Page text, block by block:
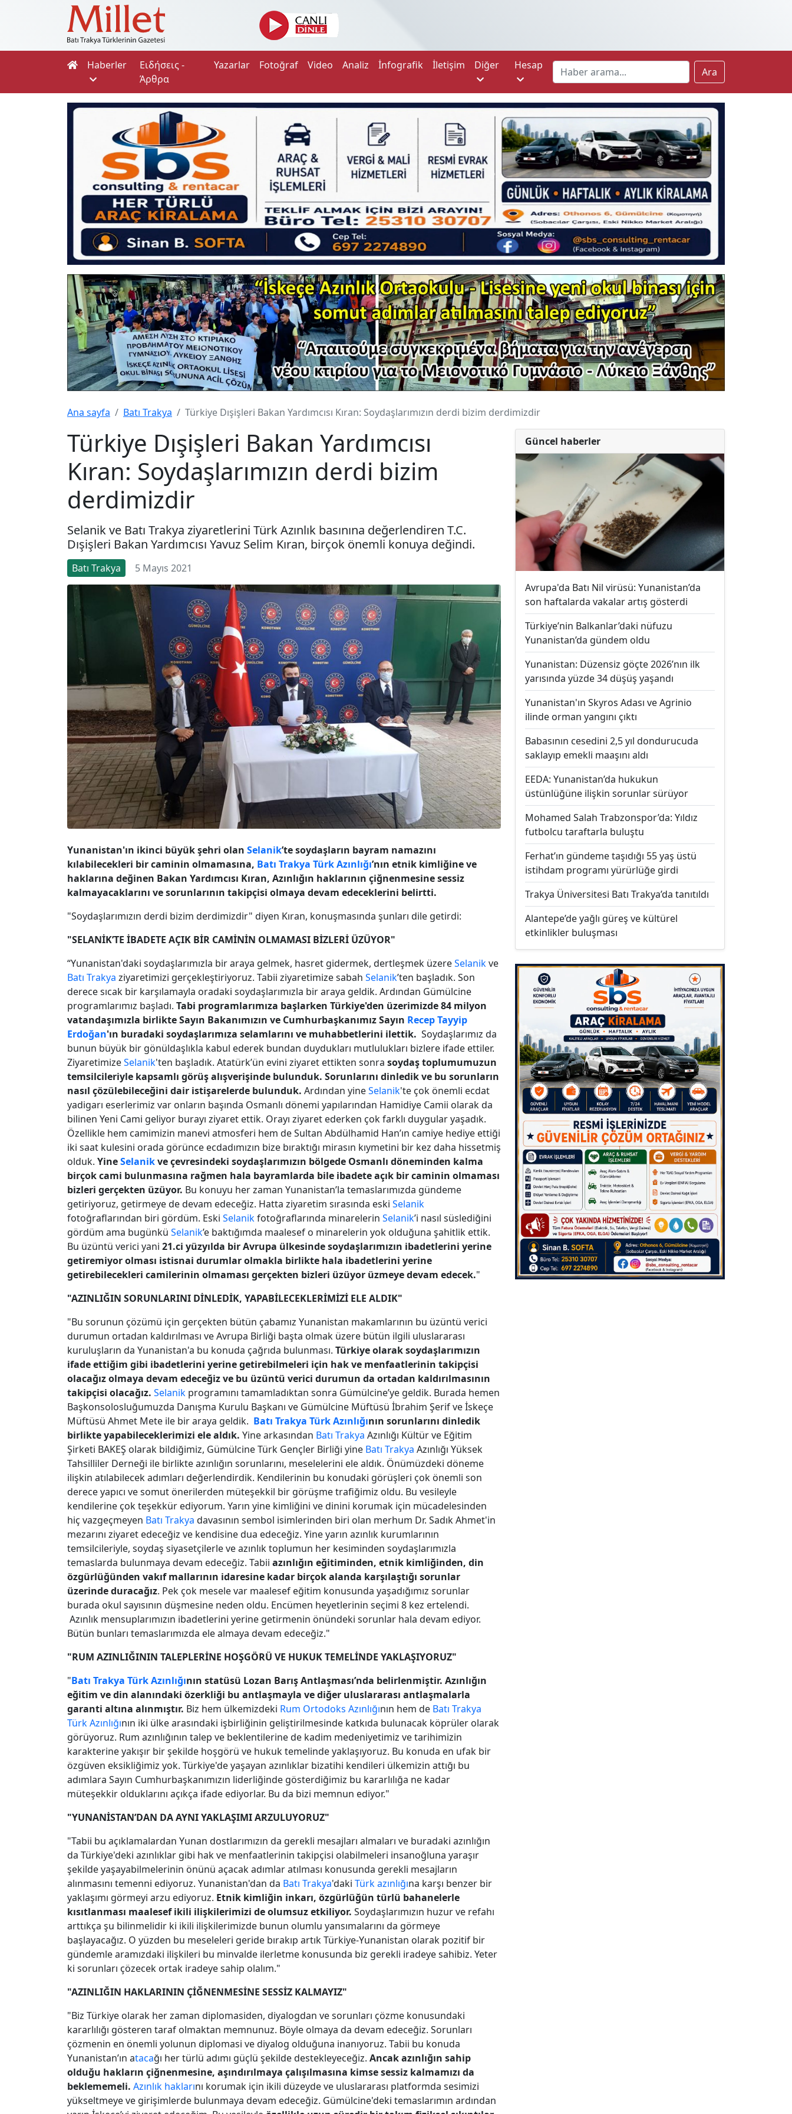
Haberler
Ειδήσεις -
Άρθρα
Yazarlar Fotoğraf Video Analiz İnfografik İletişim Diğer Hesap
Ara
Ana sayfa Batı Trakya Türkiye Dışişleri Bakan Yardımcısı Kıran: Soydaşlarımızın derdi bizim derdimizdir
Türkiye Dışişleri Bakan Yardımcısı
Kıran: Soydaşlarımızın derdi bizim
derdimizdir
Selanik ve Batı Trakya ziyaretlerini Türk Azınlık basınına değerlendiren T.C.
Dışişleri Bakan Yardımcısı Yavuz Selim Kıran, birçok önemli konuya değindi.
Batı Trakya 5 Mayıs 2021
Yunanistan'ın ikinci büyük şehri olan Selanik’te soydaşların bayram namazını
kılabilecekleri bir caminin olmamasına, Batı Trakya Türk Azınlığı’nın etnik kimliğine ve
haklarına değinen Bakan Yardımcısı Kıran, Azınlığın haklarının çiğnenmesine sessiz
kalmayacaklarını ve sorunlarının takipçisi olmaya devam edeceklerini belirtti.
"Soydaşlarımızın derdi bizim derdimizdir" diyen Kıran, konuşmasında şunları dile getirdi:
"SELANİK’TE İBADETE AÇIK BİR CAMİNİN OLMAMASI BİZLERİ ÜZÜYOR"
“Yunanistan'daki soydaşlarımızla bir araya gelmek, hasret gidermek, dertleşmek üzereSelanikve
Batı Trakya ziyaretimizi gerçekleştiriyoruz. Tabii ziyaretimize sabah Selanik’ten başladık. Son
derece sıcak bir karşılamayla oradaki soydaşlarımızla bir araya geldik. Ardından Gümülcine
programlarımız başladı. Tabi programlarımıza başlarken Türkiye'den üzerimizde 84 milyon
vatandaşımızla birlikte Sayın Bakanımızın ve Cumhurbaşkanımız Sayın Recep Tayyip
Erdoğan'ın buradaki soydaşlarımıza selamlarını ve muhabbetlerini ilettik. Soydaşlarımız da
bunun büyük bir gönüldaşlıkla kabul ederek bundan duydukları mutlulukları bizlere ifade ettiler.
ZiyaretimizeSelanik'ten başladık. Atatürk’ün evini ziyaret ettikten sonra soydaş toplumumuzun
temsilcileriyle kapsamlı görüş alışverişinde bulunduk. Sorunlarını dinledik ve bu sorunların
nasıl çözülebileceğini dair istişarelerde bulunduk. Ardından yineSelanik'te çok önemli ecdat
yadigarı eserlerimiz var onların başında Osmanlı dönemi yapılarından Hamidiye Camii olarak da
bilinen Yeni Cami geliyor burayı ziyaret ettik. Orayı ziyaret ederken çok farklı duygular yaşadık.
Özellikle hem camimizin manevi atmosferi hem de Sultan Abdülhamid Han’ın camiye hediye ettiği
iki saat kulesini orada görünce ecdadımızın bize bıraktığı mirasın kıymetini bir kez daha hissetmiş
olduk. YineSelanikve çevresindeki soydaşlarımızın bölgede Osmanlı döneminden kalma
birçok cami bulunmasına rağmen hala bayramlarda bile ibadete açık bir caminin olmaması
bizleri gerçekten üzüyor. Bu konuyu her zaman Yunanistan’la temaslarımızda gündeme
getiriyoruz, getirmeye de devam edeceğiz. Hatta ziyaretim sırasında eski Selanik
fotoğraflarından biri gördüm. Eski Selanikfotoğraflarında minarelerin Selanik’i nasıl süslediğini
gördüm ama bugünkü Selanik’e baktığımda maalesef o minarelerin yok olduğuna şahitlik ettik.
Bu üzüntü verici yani 21.ci yüzyılda bir Avrupa ülkesinde soydaşlarımızın ibadetlerini yerine
getiremiyor olması istisnai durumlar olmakla birlikte hala ibadetlerini yerine
getirebilecekleri camilerinin olmaması gerçekten bizleri üzüyor üzmeye devam edecek."
"AZINLIĞIN SORUNLARINI DİNLEDİK, YAPABİLECEKLERİMİZİ ELE ALDIK"
"Bu sorunun çözümü için gerçekten bütün çabamız Yunanistan makamlarının bu üzüntü verici
durumun ortadan kaldırılması ve Avrupa Birliği başta olmak üzere bütün ilgili uluslararası
kuruluşların da Yunanistan'a bu konuda çağrıda bulunması. Türkiye olarak soydaşlarımızın
ifade ettiğim gibi ibadetlerini yerine getirebilmeleri için hak ve menfaatlerinin takipçisi
olacağız olmaya devam edeceğiz ve bu üzüntü verici durumun da ortadan kaldırılmasının
takipçisi olacağız. Selanik programını tamamladıktan sonra Gümülcine’ye geldik. Burada hemen
Başkonsolosluğumuzda Danışma Kurulu Başkanı ve Gümülcine Müftüsü İbrahim Şerif ve İskeçe
Müftüsü Ahmet Mete ile bir araya geldik. Batı Trakya Türk Azınlığının sorunlarını dinledik
birlikte yapabileceklerimizi ele aldık. Yine arkasından Batı Trakya Azınlığı Kültür ve Eğitim
Şirketi BAKEŞ olarak bildiğimiz, Gümülcine Türk Gençler Birliği yine Batı Trakya Azınlığı Yüksek
Tahsilliler Derneği ile birlikte azınlığın sorunlarını, meselelerini ele aldık. Önümüzdeki döneme
ilişkin atılabilecek adımları değerlendirdik. Kendilerinin bu konudaki görüşleri çok önemli son
derece yapıcı ve somut önerilerden müteşekkil bir görüşme trafiğimiz oldu. Bu vesileyle
kendilerine çok teşekkür ediyorum. Yarın yine kimliğini ve dinini korumak için mücadelesinden
hiç vazgeçmeyen Batı Trakya davasının sembol isimlerinden biri olan merhum Dr. Sadık Ahmet'in
mezarını ziyaret edeceğiz ve kendisine dua edeceğiz. Yine yarın azınlık kurumlarının
temsilcileriyle, soydaş siyasetçilerle ve azınlık toplumun her kesiminden soydaşlarımızla
temaslarda bulunmaya devam edeceğiz. Tabii azınlığın eğitiminden, etnik kimliğinden, din
özgürlüğünden vakıf mallarının idaresine kadar birçok alanda karşılaştığı sorunlar
üzerinde duracağız. Pek çok mesele var maalesef eğitim konusunda yaşadığımız sorunlar
burada okul sayısının düşmesine neden oldu. Encümen heyetlerinin seçimi 8 kez ertelendi.
Azınlık mensuplarımızın ibadetlerini yerine getirmenin önündeki sorunlar hala devam ediyor.
Bütün bunları temaslarımızda ele almaya devam edeceğiz."
"RUM AZINLIĞININ TALEPLERİNE HOŞGÖRÜ VE HUKUK TEMELİNDE YAKLAŞIYORUZ"
"Batı Trakya Türk Azınlığının statüsü Lozan Barış Antlaşması’nda belirlenmiştir. Azınlığın
eğitim ve din alanındaki özerkliği bu antlaşmayla ve diğer uluslararası antlaşmalarla
garanti altına alınmıştır. Biz hem ülkemizdeki Rum Ortodoks Azınlığının hem de Batı Trakya
Türk Azınlığının iki ülke arasındaki işbirliğinin geliştirilmesinde katkıda bulunacak köprüler olarak
görüyoruz. Rum azınlığının talep ve beklentilerine de kadim medeniyetimiz ve tarihimizin
karakterine yakışır bir şekilde hoşgörü ve hukuk temelinde yaklaşıyoruz. Bu konuda en ufak bir
özgüven eksikliğimiz yok. Türkiye'de yaşayan azınlıklar bizatihi kendileri ülkemizin attığı bu
adımlara Sayın Cumhurbaşkanımızın liderliğinde gösterdiğimiz bu kararlılığa ne kadar
müteşekkir olduklarını açıkça ifade ediyorlar. Bu da bizi memnun ediyor."
"YUNANİSTAN’DAN DA AYNI YAKLAŞIMI ARZULUYORUZ"
"Tabii bu açıklamalardan Yunan dostlarımızın da gerekli mesajları almaları ve buradaki azınlığın
da Türkiye'deki azınlıklar gibi hak ve menfaatlerinin takipçisi olabilmeleri insanoğluna yaraşır
şekilde yaşayabilmelerinin önünü açacak adımlar atılması konusunda gerekli mesajların
alınmasını temenni ediyoruz. Yunanistan'dan da Batı Trakya'daki Türk azınlığına karşı benzer bir
yaklaşımı görmeyi arzu ediyoruz. Etnik kimliğin inkarı, özgürlüğün türlü bahanelerle
kısıtlanması maalesef ikili ilişkilerimizi de olumsuz etkiliyor. Soydaşlarımızın huzur ve refahı
arttıkça şu bilinmelidir ki ikili ilişkilerimizde bunun olumlu yansımalarını da görmeye
başlayacağız. O yüzden bu meseleleri geride bırakıp artık Türkiye-Yunanistan olarak pozitif bir
gündemle aramızdaki ilişkileri bu minvalde ilerletme konusunda biz gerekli iradeye sahibiz. Yeter
ki sorunları çözecek ortak iradeye sahip olalım."
"AZINLIĞIN HAKLARININ ÇİĞNENMESİNE SESSİZ KALMAYIZ"
"Biz Türkiye olarak her zaman diplomasiden, diyalogdan ve sorunları çözme konusundaki
kararlılığı gösteren taraf olmaktan memnunuz. Böyle olmaya da devam edeceğiz. Sorunları
çözmenin en önemli yolunun diplomasi ve diyalog olduğuna inanıyoruz. Tabii bu konuda
Yunanistan’ın atacağı her türlü adımı güçlü şekilde destekleyeceğiz. Ancak azınlığın sahip
olduğu hakların çiğnenmesine, aşındırılmaya çalışılmasına kimse sessiz kalmamızı da
beklememeli. Azınlık haklarını korumak için ikili düzeyde ve uluslararası platformda sesimizi
yükseltmeye ve girişimlerde bulunmaya devam edeceğiz. Gümülcine'deki temaslarımın ardından
Güncel haberler
Avrupa'da Batı Nil virüsü: Yunanistan’da
son haftalarda vakalar artış gösterdi
Türkiye’nin Balkanlar’daki nüfuzu
Yunanistan’da gündem oldu
Yunanistan: Düzensiz göçte 2026’nın ilk
yarısında yüzde 34 düşüş yaşandı
Yunanistan'ın Skyros Adası ve Agrinio
ilinde orman yangını çıktı
Babasının cesedini 2,5 yıl dondurucuda
saklayıp emekli maaşını aldı
EEDA: Yunanistan’da hukukun
üstünlüğüne ilişkin sorunlar sürüyor
Mohamed Salah Trabzonspor’da: Yıldız
futbolcu taraftarla buluştu
Ferhat’ın gündeme taşıdığı 55 yaş üstü
istihdam programı yürürlüğe girdi
Trakya Üniversitesi Batı Trakya’da tanıtıldı
Alantepe’de yağlı güreş ve kültürel
etkinlikler buluşması